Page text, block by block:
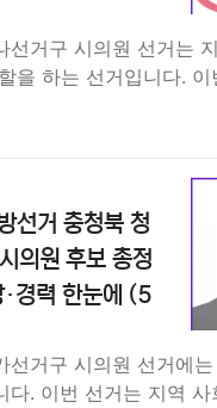
선거구 시의원 선거는
을 하는 선거입니다.
거 충청북 청
의원 후보 총정
경력 한눈에 (5
선거구 시의원 선거에
다. 이번 선거는 지역